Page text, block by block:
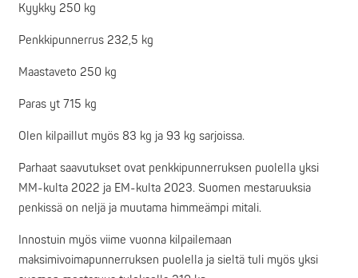
Kyykky 250 kg
Penkkipunnerrus 232,5 kg
Maastaveto 250 kg
Paras yt 715 kg
Olen kilpaillut myös 83 kg ja 93 kg sarjoissa.
Parhaat saavutukset ovat penkkipunnerruksen puolella yksi
MM-kulta 2022 ja EM-kulta 2023. Suomen mestaruuksia
penkissä on neljä ja muutama himmeämpi mitali.
Innostuin myös viime vuonna kilpailemaan
maksimivoimapunnerruksen puolella ja sieltä tuli myös yksi